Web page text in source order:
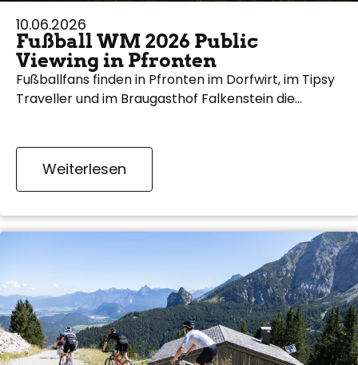
10.06.2026
Fußball WM 2026 Public
Viewing in Pfronten
Fußballfans finden in Pfronten im Dorfwirt, im Tipsy
Traveller und im Braugasthof Falkenstein die…
Weiterlesen